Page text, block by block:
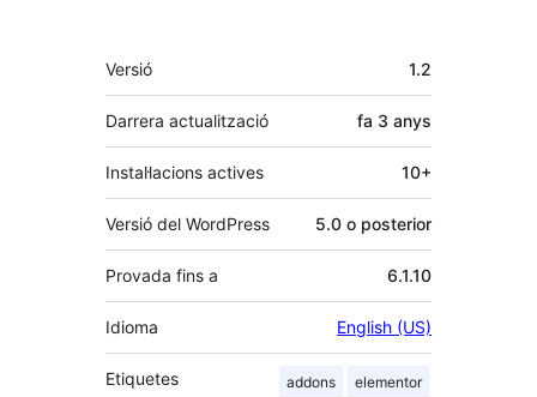
Meta
Versió 1.2
Darrera actualització fa 3 anys
Instal·lacions actives 10+
Versió del WordPress 5.0 o posterior
Provada fins a 6.1.10
Idioma English (US)
Etiquetes addons elementor